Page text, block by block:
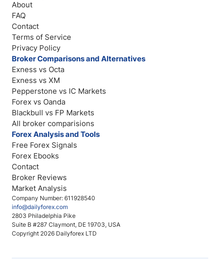
Company Number: 611928540
info@dailyforex.com
2803 Philadelphia Pike
Suite B #287 Claymont, DE 19703, USA
Copyright 2026 Dailyforex LTD
About
FAQ
Contact
Terms of Service
Privacy Policy
Broker Comparisons and Alternatives
Exness vs Octa
Exness vs XM
Pepperstone vs IC Markets
Forex vs Oanda
Blackbull vs FP Markets
All broker comparisions
Forex Analysis and Tools
Free Forex Signals
Forex Ebooks
Contact
Broker Reviews
Market Analysis